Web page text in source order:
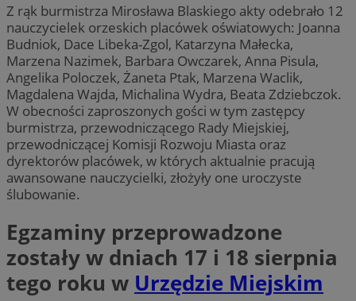
Z rąk burmistrza Mirosława Blaskiego akty odebrało 12
nauczycielek orzeskich placówek oświatowych: Joanna
Budniok, Dace Libeka-Zgol, Katarzyna Małecka,
Marzena Nazimek, Barbara Owczarek, Anna Pisula,
Angelika Poloczek, Żaneta Ptak, Marzena Waclik,
Magdalena Wajda, Michalina Wydra, Beata Zdziebczok.
W obecności zaproszonych gości w tym zastępcy
burmistrza, przewodniczącego Rady Miejskiej,
przewodniczącej Komisji Rozwoju Miasta oraz
dyrektorów placówek, w których aktualnie pracują
awansowane nauczycielki, złożyły one uroczyste
ślubowanie.
Egzaminy przeprowadzone
zostały w dniach 17 i 18 sierpnia
tego roku w Urzędzie Miejskim